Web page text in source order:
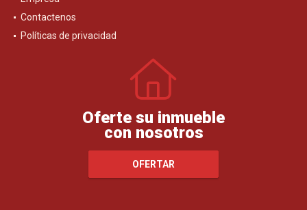
Contactenos
Políticas de privacidad
Oferte su inmueble
con nosotros
OFERTAR